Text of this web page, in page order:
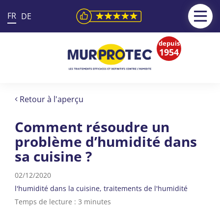
FR DE
depuis
1954
Retour à l'aperçu
Comment résoudre un
problème d’humidité dans
sa cuisine ?
02/12/2020
l'humidité dans la cuisine traitements de l'humidité
Temps de lecture : 3 minutes